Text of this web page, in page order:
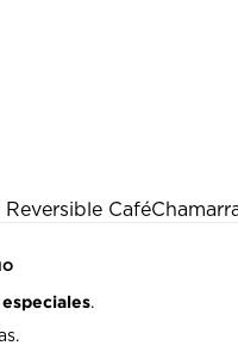
Café
.